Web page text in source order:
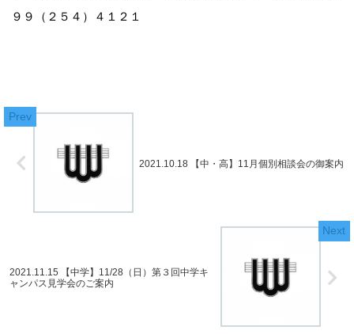
９９（２５４）４１２１
2021.10.18 【中・高】11月個別相談会の御案内
2021.11.15 【中学】11/28（日）第３回中学キ
ャンパス見学会のご案内